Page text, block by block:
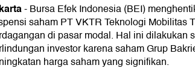
-Bursa Efek Indonesia (BEI)
saham PT VKTR Teknologi Mobilitas
di pasar modal. Hal ini dilakukan
investor karena saham Grup
harga saham yang signifikan.